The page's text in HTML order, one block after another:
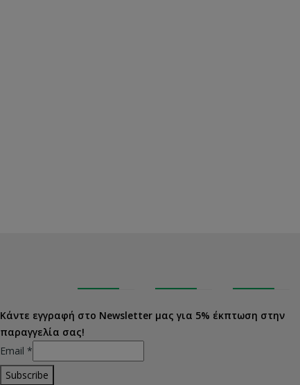
Κάντε εγγραφή στο Newsletter μας για 5% έκπτωση στην
παραγγελία σας!
Email *